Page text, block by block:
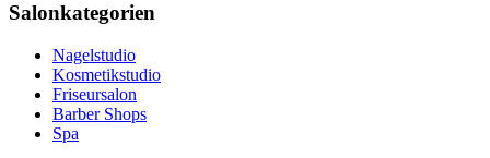
Salonkategorien
Nagelstudio
Kosmetikstudio
Friseursalon
Barber Shops
Spa